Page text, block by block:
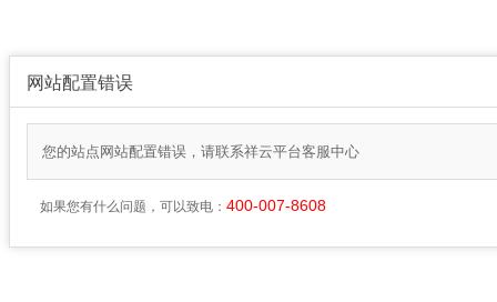
网站配置错误
您的站点网站配置错误，请联系祥云平台客服中心
如果您有什么问题，可以致电： 400-007-8608